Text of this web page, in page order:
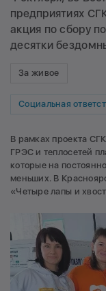
предприятиях
акция по сбору
десятки
За живое
Социальная
В рамках проекта
ГРЭС и теплосетей
которые на
меньших. В
«Четыре лапы и